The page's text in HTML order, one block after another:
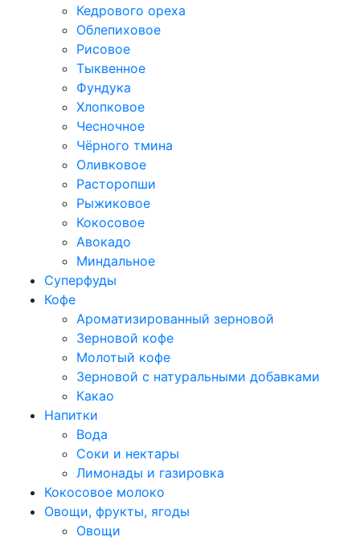
Кедрового ореха
Облепиховое
Рисовое
Тыквенное
Фундука
Хлопковое
Чесночное
Чёрного тмина
Оливковое
Расторопши
Рыжиковое
Кокосовое
Авокадо
Миндальное
Суперфуды
Кофе
Ароматизированный зерновой
Зерновой кофе
Молотый кофе
Зерновой с натуральными добавками
Какао
Напитки
Вода
Соки и нектары
Лимонады и газировка
Кокосовое молоко
Овощи, фрукты, ягоды
Овощи